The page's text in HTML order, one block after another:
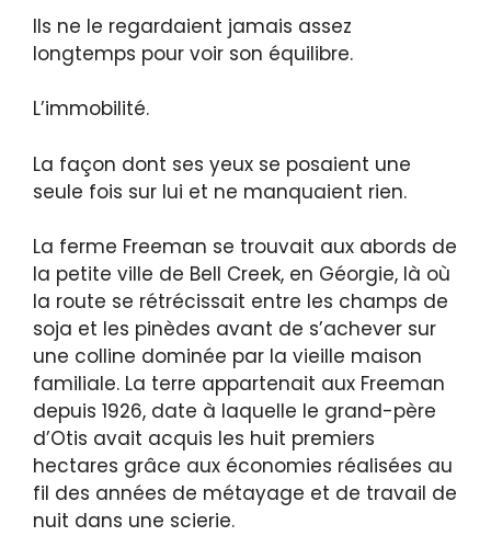
Ils ne le regardaient jamais assez
longtemps pour voir son équilibre.
L’immobilité.
La façon dont ses yeux se posaient une
seule fois sur lui et ne manquaient rien.
La ferme Freeman se trouvait aux abords de
la petite ville de Bell Creek, en Géorgie, là où
la route se rétrécissait entre les champs de
soja et les pinèdes avant de s’achever sur
une colline dominée par la vieille maison
familiale. La terre appartenait aux Freeman
depuis 1926, date à laquelle le grand-père
d’Otis avait acquis les huit premiers
hectares grâce aux économies réalisées au
fil des années de métayage et de travail de
nuit dans une scierie.